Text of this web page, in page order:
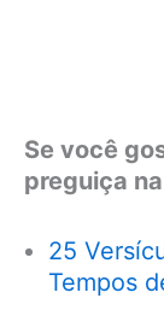
Se você
preguiça
25
Tempos